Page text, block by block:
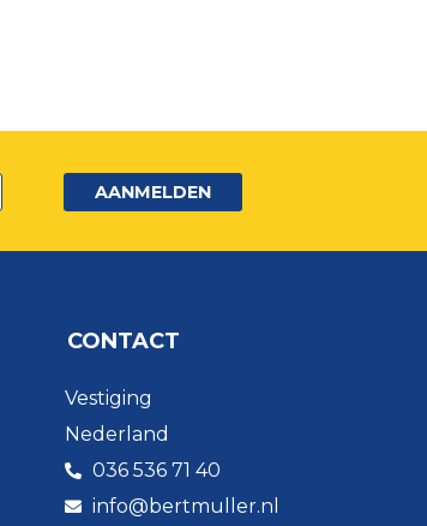
AANMELDEN
CONTACT
Vestiging
Nederland
036 536 71 40
info@bertmuller.nl